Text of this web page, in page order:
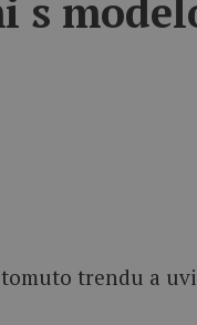
trendu a